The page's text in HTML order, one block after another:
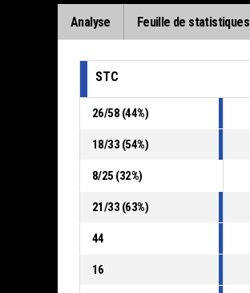
Analyse Feuille de statistiques
STC
26/58 (44%)
18/33 (54%)
8/25 (32%)
21/33 (63%)
44
16